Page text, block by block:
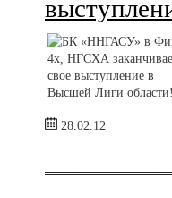
28.02.12